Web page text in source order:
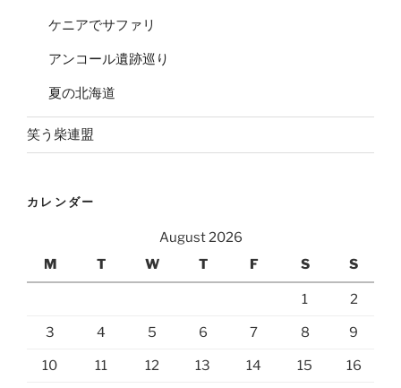
ケニアでサファリ
アンコール遺跡巡り
夏の北海道
笑う柴連盟
カレンダー
August 2026
M
T W T F S S
1 2
3 4 5 6 7 8 9
10 11 12 13 14 15 16